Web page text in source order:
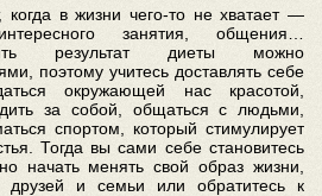
когда в жизни чего-то не хватает —
занятия, общения…
результат диеты можно
поэтому учитесь доставлять себе
окружающей нас красотой,
за собой, общаться с людьми,
спортом, который стимулирует
Тогда вы сами себе становитесь
начать менять свой образ жизни,
друзей и семьи или обратитесь к